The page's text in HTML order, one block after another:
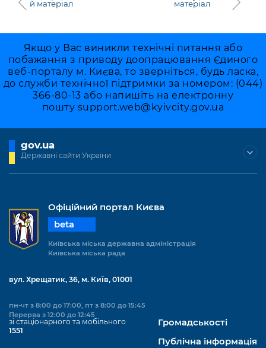
й матеріал
матеріал
Якщо у Вас виникли технічні питання або
побажання з приводу доопрацювання Єдиного
веб-порталу м. Києва, то зверніться, будь ласка,
до служби технічної підтримки за номером: (044)
366-80-13 або напишіть на електронну
пошту support.web@kyivcity.gov.ua
gov.ua
Державні сайти України
Офіційний портал Києва
beta
Київська міська державна адміністрація
Київська міська рада
вул. Хрещатик, 36, м. Київ, 01001
пн-чт з 8:00 до 17:00, пт з 8:00 до 15:45
Перерва з 12:00 до 12:45
зі стаціонарного та мобільного
1551
Громадськості
Публічна інформація